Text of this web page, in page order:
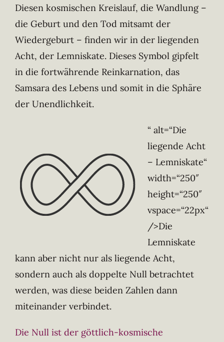
Diesen kosmischen Kreislauf, die Wandlung –
die Geburt und den Tod mitsamt der
Wiedergeburt – finden wir in der liegenden
Acht, der Lemniskate. Dieses Symbol gipfelt
in die fortwährende Reinkarnation, das
Samsara des Lebens und somit in die Sphäre
der Unendlichkeit.
“ alt=“Die
liegende Acht
– Lemniskate“
width=“250″
height=“250″
vspace=“22px“
/>Die
Lemniskate
kann aber nicht nur als liegende Acht,
sondern auch als doppelte Null betrachtet
werden, was diese beiden Zahlen dann
miteinander verbindet.
Die Null ist der göttlich-kosmische